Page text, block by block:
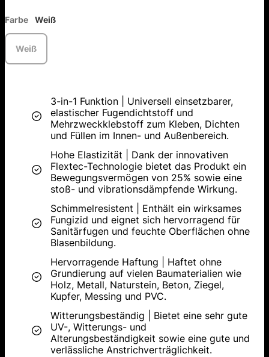
Farbe Weiß
Weiß
3-in-1 Funktion | Universell einsetzbarer,
elastischer Fugendichtstoff und
Mehrzweckklebstoff zum Kleben, Dichten
und Füllen im Innen- und Außenbereich.
Hohe Elastizität | Dank der innovativen
Flextec-Technologie bietet das Produkt ein
Bewegungsvermögen von 25% sowie eine
stoß- und vibrationsdämpfende Wirkung.
Schimmelresistent | Enthält ein wirksames
Fungizid und eignet sich hervorragend für
Sanitärfugen und feuchte Oberflächen ohne
Blasenbildung.
Hervorragende Haftung | Haftet ohne
Grundierung auf vielen Baumaterialien wie
Holz, Metall, Naturstein, Beton, Ziegel,
Kupfer, Messing und PVC.
Witterungsbeständig | Bietet eine sehr gute
UV-, Witterungs- und
Alterungsbeständigkeit sowie eine gute und
verlässliche Anstrichverträglichkeit.